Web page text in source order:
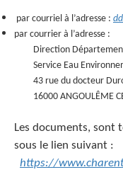
par courriel à l’adresse :
par courrier à l’adresse :
Direction
Service Eau
43 rue du docteur
16000 ANGOULÊME
Les documents, sont
sous le lien suivant :
https://